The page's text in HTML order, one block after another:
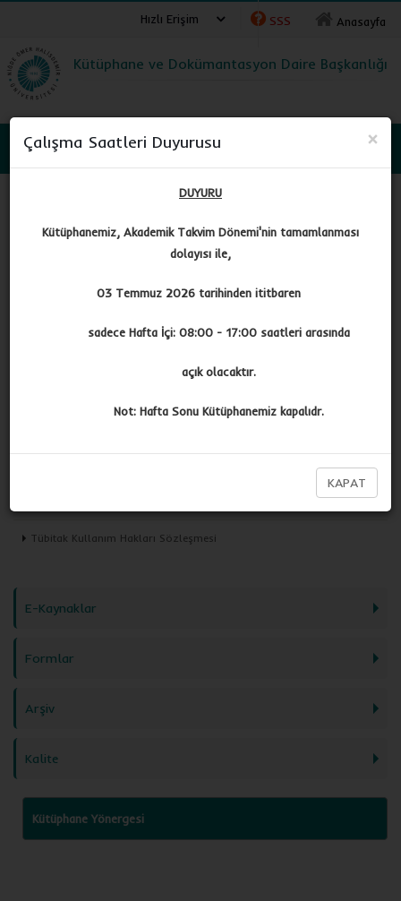
Anasayfa
SSS
Hızlı Erişim
NİĞDE ÖMER HALİSDEMİR ÜNİVERSİTESİ
Kütüphane ve Dokümantasyon Daire Başkanlığı
Kütüphane Yönergesi
Mevzuat
Tübitak Kullanım Hakları Sözleşmesi
E-Kaynaklar
Formlar
Arşiv
Kalite
Kütüphane Yönergesi
×
Çalışma Saatleri Duyurusu
DUYURU
Kütüphanemiz, Akademik Takvim Dönemi'nin tamamlanması
dolayısı ile,
03 Temmuz 2026 tarihinden ititbaren
sadece Hafta İçi: 08:00 - 17:00 saatleri arasında
açık olacaktır.
Not: Hafta Sonu Kütüphanemiz kapalıdr.
KAPAT